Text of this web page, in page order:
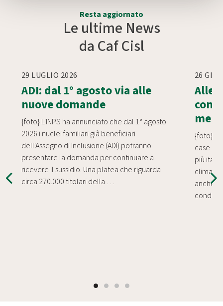
Resta aggiornato
Le ultime News
da Caf Cisl
29 LUGLIO 2026
ADI: dal 1° agosto via alle
nuove domande
{foto} L'INPS ha annunciato che dal 1° agosto
2026 i nuclei familiari già beneficiari
dell'Assegno di Inclusione (ADI) potranno
presentare la domanda per continuare a
ricevere il sussidio. Una platea che riguarda
circa 270.000 titolari della …
26
{foto}
case
più
anche